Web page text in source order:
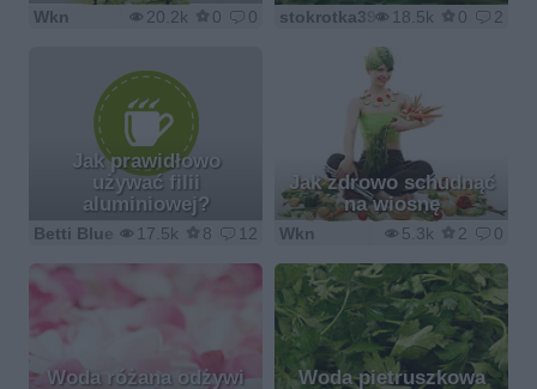
20.2k 0 0
Wkn 18.5k 0 2
stokrotka390
Jak prawidłowo
używać filii
aluminiowej?
17.5k 8 12
Betti Blue
Jak zdrowo schudnąć
na wiosnę
5.3k 2 0
Wkn
Woda różana odżywi
Woda pietruszkowa